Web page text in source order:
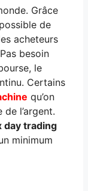
Grâce
de
acheteurs
besoin
le
Certains
qu’on
l’argent.
day trading
minimum